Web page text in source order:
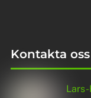
Kontakta oss